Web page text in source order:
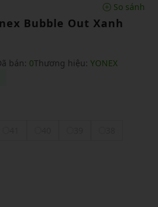
So sánh
Bubble Out Xanh
bán: 0Thương hiệu: YONEX